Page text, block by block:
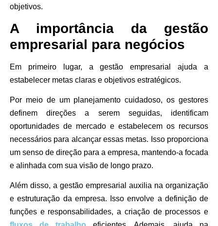
objetivos.
A importância da gestão
empresarial para negócios
Em primeiro lugar, a gestão empresarial ajuda a
estabelecer metas claras e objetivos estratégicos.
Por meio de um planejamento cuidadoso, os gestores
definem direções a serem seguidas, identificam
oportunidades de mercado e estabelecem os recursos
necessários para alcançar essas metas. Isso proporciona
um senso de direção para a empresa, mantendo-a focada
e alinhada com sua visão de longo prazo.
Além disso, a gestão empresarial auxilia na organização
e estruturação da empresa. Isso envolve a definição de
funções e responsabilidades, a criação de processos e